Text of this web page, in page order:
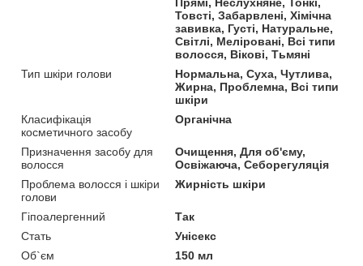
Товсті, Забарвлені, Хімічна
завивка, Густі, Натуральне,
Світлі, Меліровані, Всі типи
волосся, Вікові, Тьмяні
Тип шкіри голови
Нормальна, Суха, Чутлива,
Жирна, Проблемна, Всі типи
шкіри
Класифікація
косметичного засобу
Органічна
Призначення засобу для
волосся
Очищення, Для об'єму,
Освіжаюча, Себорегуляція
Проблема волосся і шкіри
голови
Жирність шкіри
Гіпоалергенний
Так
Стать
Унісекс
Об`єм
150 мл